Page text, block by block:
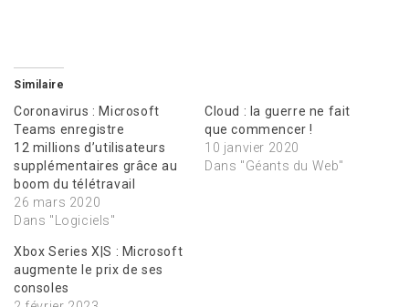
Similaire
Coronavirus : Microsoft
Teams enregistre
12 millions d’utilisateurs
supplémentaires grâce au
boom du télétravail
26 mars 2020
Dans "Logiciels"
Cloud : la guerre ne fait
que commencer !
10 janvier 2020
Dans "Géants du Web"
Xbox Series X|S : Microsoft
augmente le prix de ses
consoles